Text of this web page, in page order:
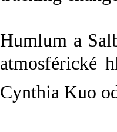
Humlum a
atmosférické
Cynthia Kuo